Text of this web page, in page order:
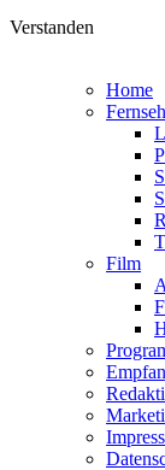
Verstanden
Home
Film